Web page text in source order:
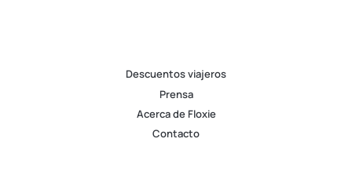
Descuentos viajeros
Prensa
Acerca de Floxie
Contacto